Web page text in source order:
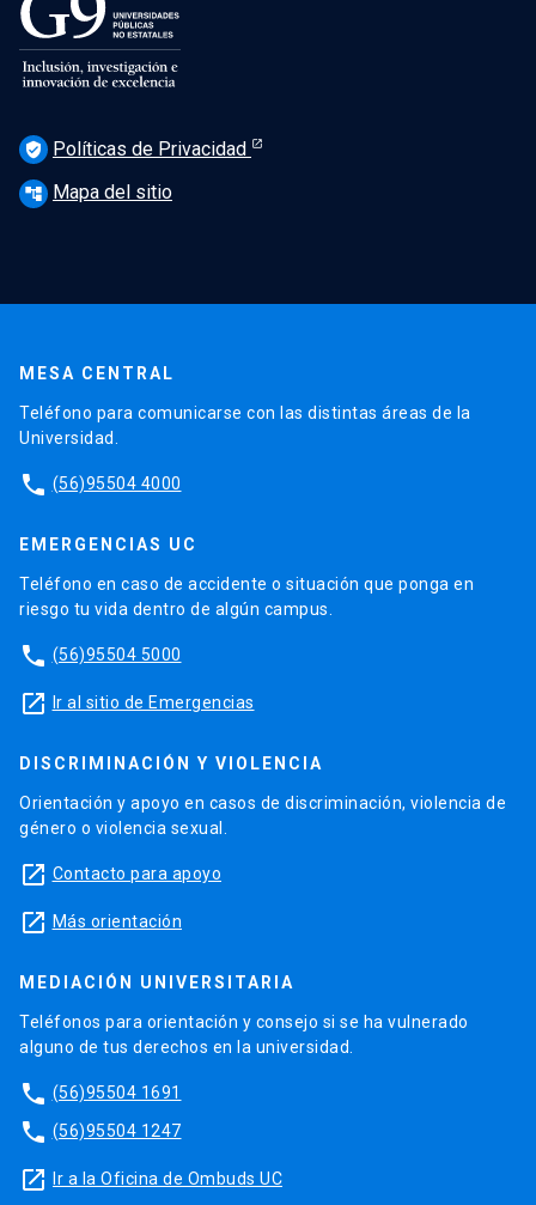
verified_user Políticas de Privacidad
account_tree Mapa del sitio
MESA CENTRAL
Teléfono para comunicarse con las distintas áreas de la
Universidad.
phone (56)95504 4000
EMERGENCIAS UC
Teléfono en caso de accidente o situación que ponga en
riesgo tu vida dentro de algún campus.
phone (56)95504 5000
launch Ir al sitio de Emergencias
DISCRIMINACIÓN Y VIOLENCIA
Orientación y apoyo en casos de discriminación, violencia de
género o violencia sexual.
launch Contacto para apoyo
launch Más orientación
MEDIACIÓN UNIVERSITARIA
Teléfonos para orientación y consejo si se ha vulnerado
alguno de tus derechos en la universidad.
phone (56)95504 1691
phone (56)95504 1247
launch Ir a la Oficina de Ombuds UC